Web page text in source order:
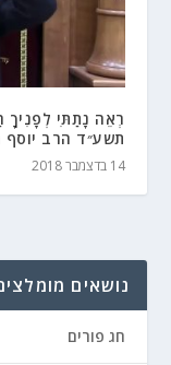
רְאֵה נָתַתִּי לְפָנֶיךָ
תשע״ד הרב יוסף
14 בדצמבר 2018
נושאים
חג פורים